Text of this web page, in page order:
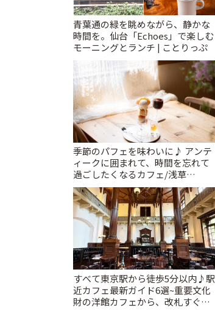
青葉通の緑を眺めながら、静かな
時間を。仙台「Echoes」で楽しむ
モーニングとランチ | ことりっぷ
季節のパフェを味わいに♪ アンテ
ィークに囲まれて、時間を忘れて
過ごしたくなるカフェ/浅草
「annorum cafe」 | ことりっぷ
すべて東京駅から徒歩5分以内♪駅
近カフェ最新ガイド6選~重要文化
財の洋館カフェから、改札すぐの